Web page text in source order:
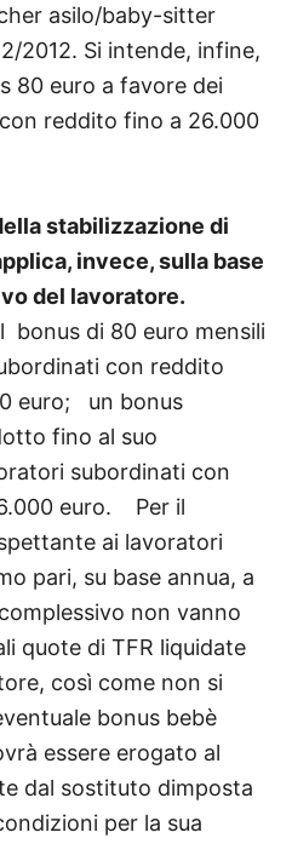
asilo/baby-sitter
2012. Si intende, infine,
80 euro a favore dei
reddito fino a 26.000
stabilizzazione di
invece, sulla base
del lavoratore.
bonus di 80 euro mensili
con reddito
euro; un bonus
fino al suo
subordinati con
euro. Per il
ai lavoratori
pari, su base annua, a
non vanno
quote di TFR liquidate
così come non si
bonus bebè
essere erogato al
dal sostituto dimposta
per la sua